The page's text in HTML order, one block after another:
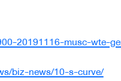
20191116-musc-wte-
biz-news/10-s-curve/